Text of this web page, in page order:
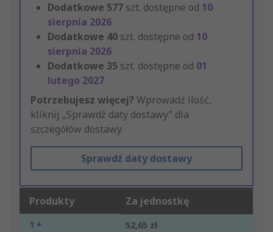
Dodatkowe 577 szt. dostępne od 10
sierpnia 2026
Dodatkowe 40 szt. dostępne od 10
sierpnia 2026
Dodatkowe 35 szt. dostępne od 01
lutego 2027
Potrzebujesz więcej? Wprowadź ilość,
kliknij „Sprawdź daty dostawy” dla
szczegółów dostawy.
Sprawdź daty dostawy
Produkty Za jednostkę
1 + 52,65 zł